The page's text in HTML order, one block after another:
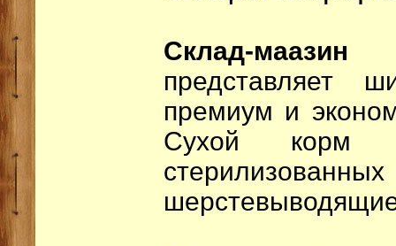
Склад-
представляет
премиум и
Сухой корм